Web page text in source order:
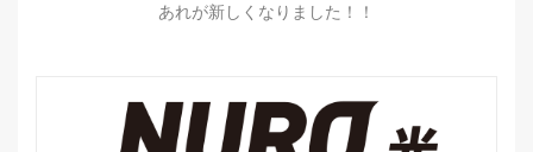
あれが新しくなりました！！